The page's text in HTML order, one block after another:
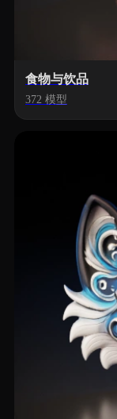
食物与饮品
372 模型